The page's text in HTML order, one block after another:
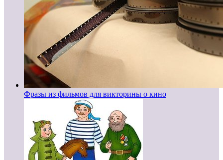
Фразы из фильмов для викторины о кино